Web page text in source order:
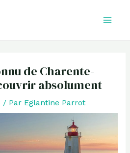
de Charente-
absolument
/ Par Eglantine Parrot